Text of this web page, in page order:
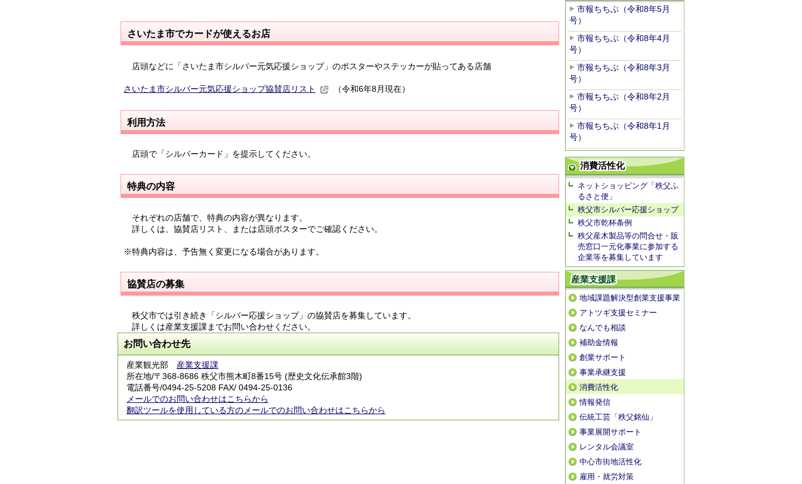
さいたま市でカードが使えるお店
店頭などに「さいたま市シルバー元気応援ショップ」のポスターやステッカーが貼ってある店舗
さいたま市シルバー元気応援ショップ協賛店リスト （令和6年8月現在）
利用方法
店頭で「シルバーカード」を提示してください。
特典の内容
それぞれの店舗で、特典の内容が異なります。
詳しくは、協賛店リスト、または店頭ポスターでご確認ください。
※特典内容は、予告無く変更になる場合があります。
協賛店の募集
秩父市では引き続き「シルバー応援ショップ」の協賛店を募集しています。
詳しくは産業支援課までお問い合わせください。
お問い合わせ先
産業観光部 産業支援課
所在地/〒368-8686 秩父市熊木町8番15号 (歴史文化伝承館3階)
電話番号/0494-25-5208 FAX/ 0494-25-0136
メールでのお問い合わせはこちらから
翻訳ツールを使用している方のメールでのお問い合わせはこちらから
市報ちちぶ（令和8年5月
号）
市報ちちぶ（令和8年4月
号）
市報ちちぶ（令和8年3月
号）
市報ちちぶ（令和8年2月
号）
市報ちちぶ（令和8年1月
号）
消費活性化
ネットショッピング「秩父ふ
るさと便」
秩父市シルバー応援ショップ
秩父市乾杯条例
秩父産木製品等の問合せ・販
売窓口一元化事業に参加する
企業等を募集しています
産業支援課
地域課題解決型創業支援事業
アトツギ支援セミナー
なんでも相談
補助金情報
創業サポート
事業承継支援
消費活性化
情報発信
伝統工芸「秩父銘仙」
事業展開サポート
レンタル会議室
中心市街地活性化
雇用・就労対策